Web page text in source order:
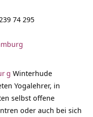
74 295
g Winterhude
Yogalehrer, in
selbst offene
oder auch bei sich